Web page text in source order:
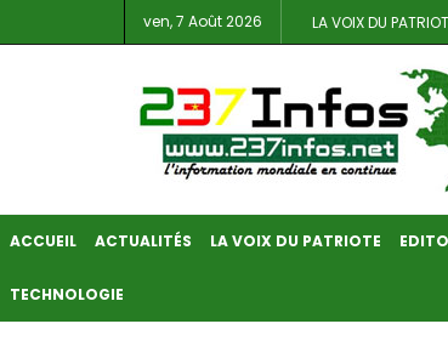
ven, 7 Août 2026 LA VOIX DU
ACCUEIL ACTUALITÉS LA VOIX DU PATRIOTE
TECHNOLOGIE